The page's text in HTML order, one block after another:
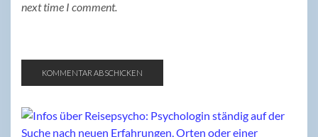
next time I comment.